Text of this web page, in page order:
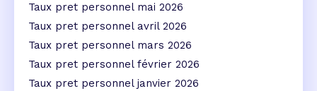
Taux pret personnel mai 2026
Taux pret personnel avril 2026
Taux pret personnel mars 2026
Taux pret personnel février 2026
Taux pret personnel janvier 2026